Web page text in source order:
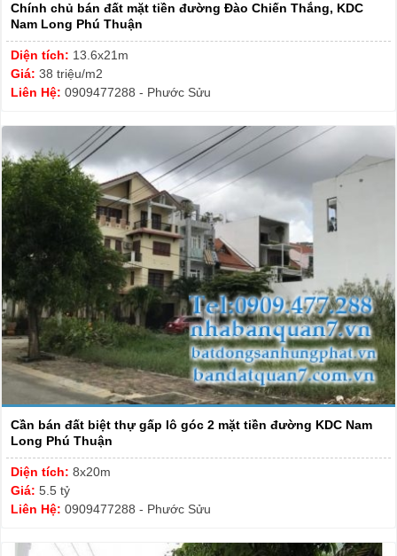
Chính chủ bán đất mặt tiền đường Đào Chiến Thắng, KDC
Nam Long Phú Thuận
Diện tích: 13.6x21m
Giá: 38 triệu/m2
Liên Hệ: 0909477288 - Phước Sửu
Cần bán đất biệt thự gấp lô góc 2 mặt tiền đường KDC Nam
Long Phú Thuận
Diện tích: 8x20m
Giá: 5.5 tỷ
Liên Hệ: 0909477288 - Phước Sửu